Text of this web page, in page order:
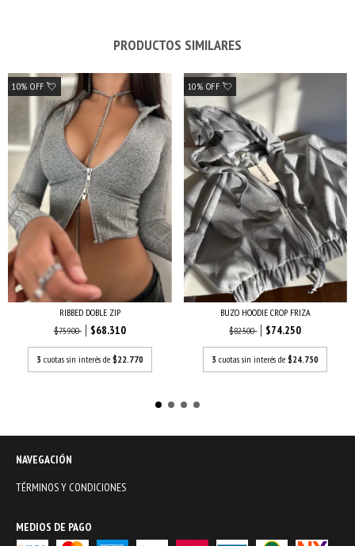
PRODUCTOS SIMILARES
10% OFF 💘
RIBBED DOBLE ZIP
$75.900
$68.310
3 cuotas sin interés de $22.770
10% OFF 💘
BUZO HOODIE CROP FRIZA
$82.500
$74.250
3 cuotas sin interés de$24.750
NAVEGACIÓN
TÉRMINOS Y CONDICIONES
MEDIOS DE PAGO